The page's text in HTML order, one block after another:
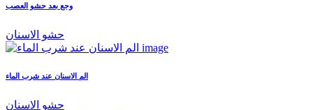
وجع بعد حشو العصب
حشو الاسنان
الم الاسنان عند شرب الماء
حشو الاسنان